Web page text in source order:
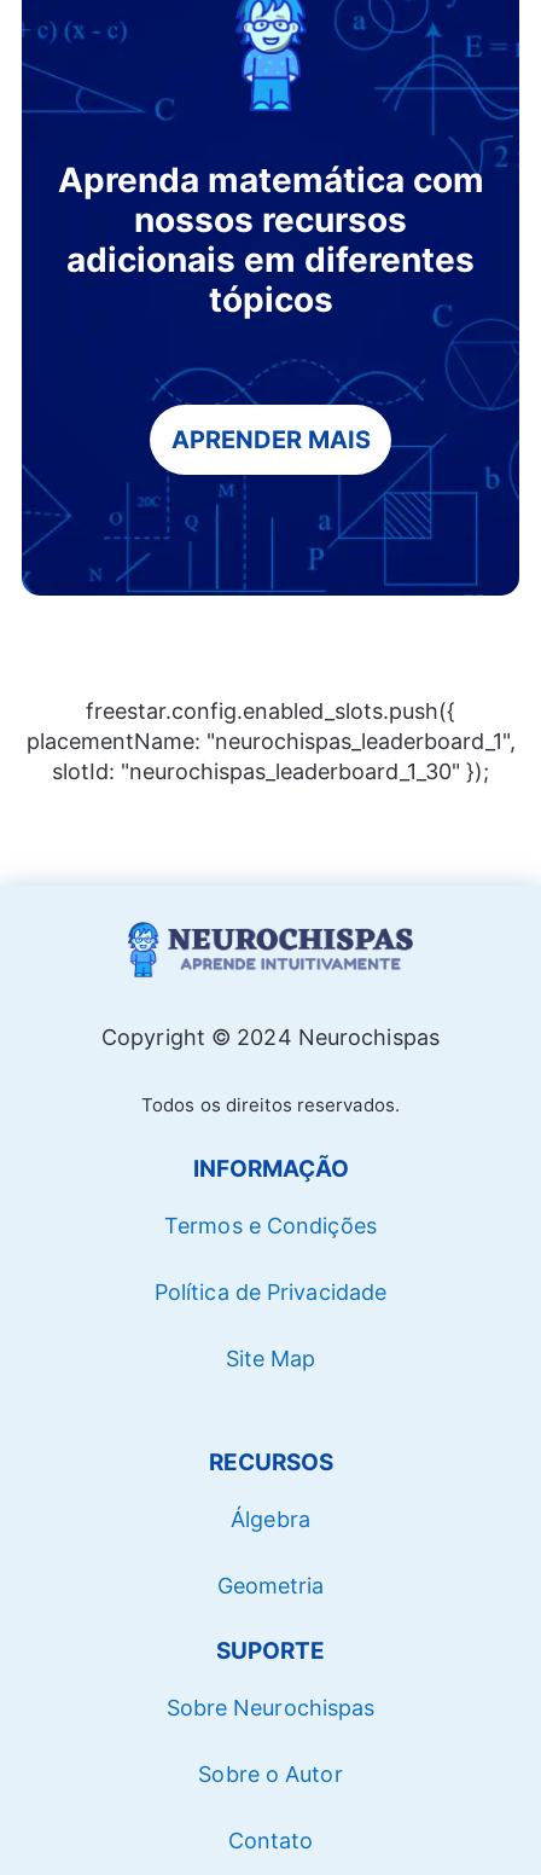
Aprenda matemática com
nossos recursos
adicionais em diferentes
tópicos
APRENDER MAIS
freestar.config.enabled_slots.push({
placementName: "neurochispas_leaderboard_1",
slotId: "neurochispas_leaderboard_1_30" });
Copyright © 2024 Neurochispas
Todos os direitos reservados.
INFORMAÇÃO
Termos e Condições
Política de Privacidade
Site Map
RECURSOS
Álgebra
Geometria
SUPORTE
Sobre Neurochispas
Sobre o Autor
Contato